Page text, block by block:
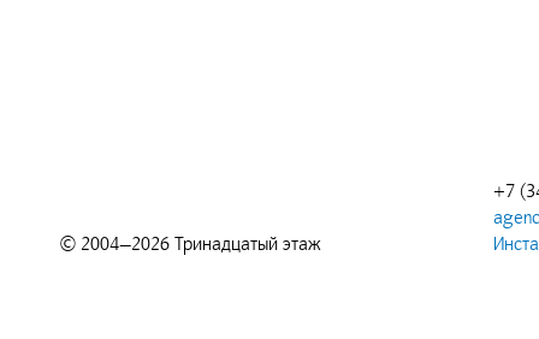
© 2004—2026 Тринадцатый этаж
+7